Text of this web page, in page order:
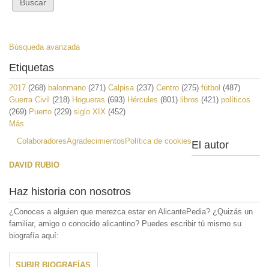
Búsqueda avanzada
Etiquetas
2017 (268) balonmano (271) Calpisa(237) Centro (275) fútbol (487)
Guerra Civil (218) Hogueras (693) Hércules (801) libros (421) políticos
(269) Puerto (229) siglo XIX (452)
Más
ColaboradoresAgradecimientosPolítica de cookiesEl autor
DAVID RUBIO
Haz historia con nosotros
¿Conoces a alguien que merezca estar en AlicantePedia? ¿Quizás un
familiar, amigo o conocido alicantino? Puedes escribir tú mismo su
biografía aquí:
SUBIR BIOGRAFÍAS